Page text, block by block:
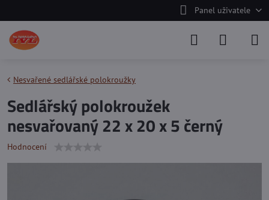
Panel uživatele
Nesvařené sedlářské polokroužky
Sedlářský polokroužek
nesvařovaný 22 x 20 x 5 černý
Hodnocení